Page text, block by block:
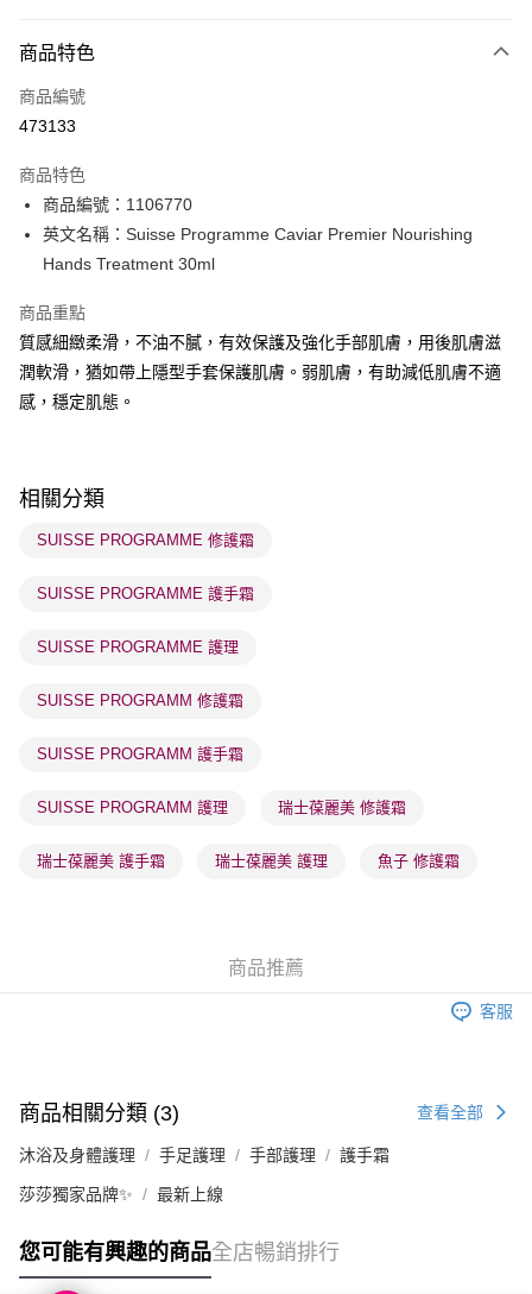
信用卡
Apple Pay
PayMe
WeChat Pay
送貨方式
順豐自助櫃 - 確認發貨後1-3個工作天送達
每筆HK$65.00，滿HK$300.00或以上免運費
每筆HK$65.00，滿HK$300.00或以上免運費
確認發貨後1-3 工作天送達，訂單將隨機分配至SF順豐速運或京東
每筆HK$65.00，滿HK$300.00或以上免運費
(香港門市) 只顯示可選門市。確認發貨後2-5個工作天到店，3天內
每筆HK$20.00，滿HK$100.00或以上免運費
商品特色
商品編號
473133
商品特色
商品編號：1106770
英文名稱：Suisse Programme Caviar Premier Nourishing
Hands Treatment 30ml
商品重點
質感細緻柔滑，不油不膩，有效保護及強化手部肌膚，用後肌膚滋
潤軟滑，猶如帶上隱型手套保護肌膚。弱肌膚，有助減低肌膚不適
感，穩定肌態。
相關分類
SUISSE PROGRAMME 修護霜
SUISSE PROGRAMME 護手霜
SUISSE PROGRAMME 護理
SUISSE PROGRAMM 修護霜
SUISSE PROGRAMM 護手霜
SUISSE PROGRAMM 護理 瑞士葆麗美 修護霜
瑞士葆麗美 護手霜 瑞士葆麗美 護理 魚子 修護霜
商品推薦
客服
商品相關分類 (3) 查看全部
沐浴及身體護理 手足護理 手部護理 護手霜
莎莎獨家品牌✨ 最新上線
您可能有興趣的商品全店暢銷排行